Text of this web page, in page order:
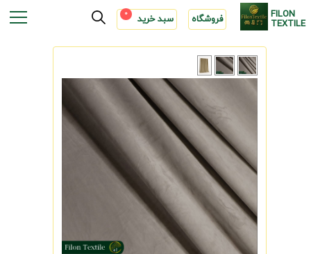
FILON
TEXTILE فروشگاه سبد خرید 0